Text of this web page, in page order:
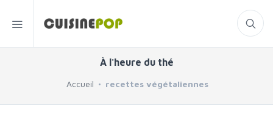
À l'heure du thé
Accueil recettes végétaliennes